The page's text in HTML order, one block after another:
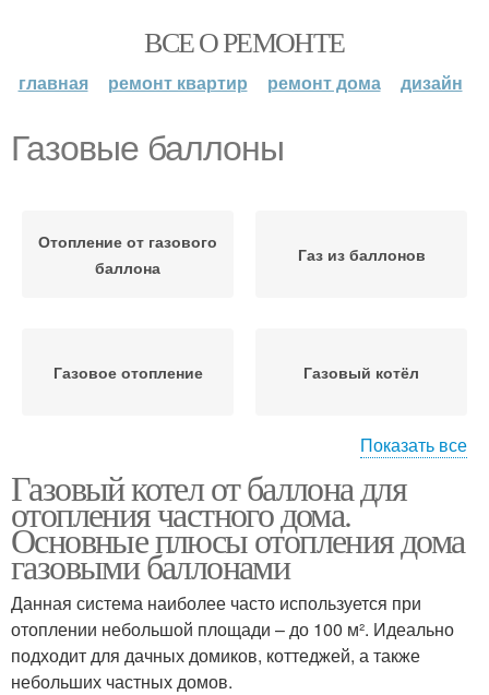
ВСЕ О РЕМОНТЕ
главная ремонт квартир ремонт дома дизайн
Газовые баллоны
Отопление от газового
баллона
Газ из баллонов
Газовое отопление Газовый котёл
Отопления от газовых
баллонов
баллонах
Газовая печь Газовые обогреватели
Показать все
Газовый котел от баллона для
отопления частного дома.
Основные плюсы отопления дома
газовыми баллонами
Данная система наиболее часто используется при
отоплении небольшой площади – до 100 м². Идеально
подходит для дачных домиков, коттеджей, а также
небольших частных домов.